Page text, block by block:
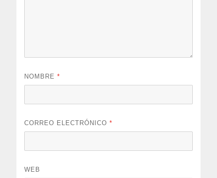
NOMBRE*
CORREO ELECTRÓNICO*
WEB